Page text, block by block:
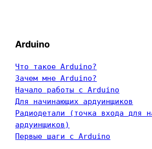
Arduino
Что такое Arduino?
Зачем мне Arduino?
Начало работы с Arduino
Для начинающих ардуинщиков
Радиодетали (точка входа для
ардуинщиков)
Первые шаги с Arduino